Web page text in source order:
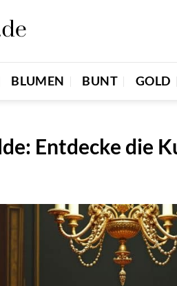
BLUMEN BUNT GOLD
Entdecke die